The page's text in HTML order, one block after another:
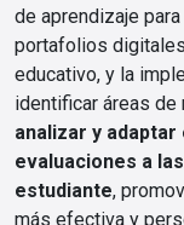
de aprendizaje
portafolios
educativo, y la
identificar áreas de
analizar y
evaluaciones a
estudiante,
más efectiva y